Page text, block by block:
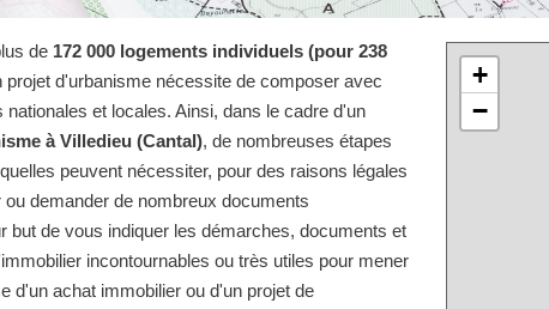
de 172 000 logements individuels (pour 238
projet d'urbanisme nécessite de composer avec
et locales. Ainsi, dans le cadre d'un
à Villedieu (Cantal), de nombreuses étapes
peuvent nécessiter, pour des raisons légales
demander de nombreux documents
but de vous indiquer les démarches, documents et
incontournables ou très utiles pour mener
d'un achat immobilier ou d'un projet de
+
−